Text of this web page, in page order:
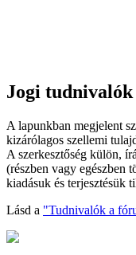
Jogi tudnivalók
A lapunkban megjelent
kizárólagos szellemi
A szerkesztőség külön,
(részben vagy egészben
kiadásuk és terjesztésük
Lásd a "Tudnivalók a